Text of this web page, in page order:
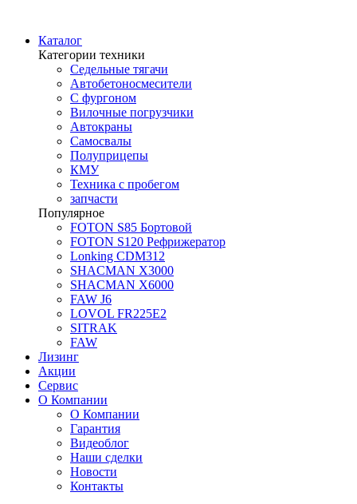
Каталог
Категории техники
Седельные тягачи
Автобетоносмесители
С фургоном
Вилочные погрузчики
Автокраны
Самосвалы
Полуприцепы
КМУ
Техника с пробегом
запчасти
Популярное
FOTON S85 Бортовой
FOTON S120 Рефрижератор
Lonking CDM312
SHACMAN Х3000
SHACMAN Х6000
FAW J6
LOVOL FR225E2
SITRAK
FAW
Лизинг
Акции
Сервис
О Компании
О Компании
Гарантия
Видеоблог
Наши сделки
Новости
Контакты